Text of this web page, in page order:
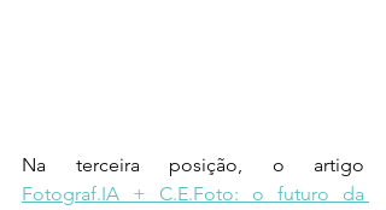
Fotograf.IA + C.E.Foto: o futuro da